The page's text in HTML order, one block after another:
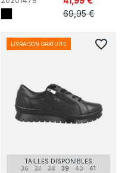
69,95 €
TAILLES DISPONIBLES
36
37 38 39 40 41
LIVRAISON GRATUITE favorite_border